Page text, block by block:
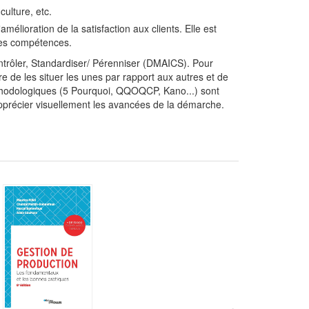
etc.
de la satisfaction aux clients. Elle est
compétences.
Standardiser/ Pérenniser (DMAICS). Pour
de les situer les unes par rapport aux autres et de
(5 Pourquoi, QQOQCP, Kano...) sont
visuellement les avancées de la démarche.